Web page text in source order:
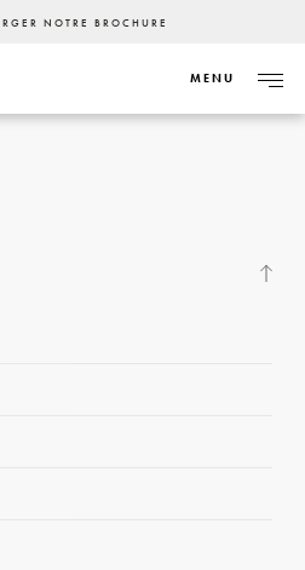
NOTRE BROCHURE
MENU